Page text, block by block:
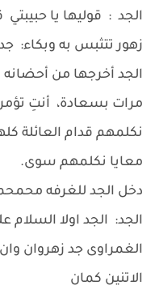
الجد : قوليها يا حبيبتي
زهور تتثبس به وبكاء:
الجد أخرجها من أحضانه
مرات بسعادة، أنتِ
نكلمهم قدام العائلة
معايا نكلمهم سوى.
دخل الجد للغرفه
الجد: الجد اولا السلام
الغمراوى جد زهروان
الاتنين كمان